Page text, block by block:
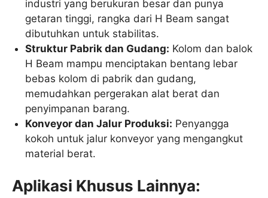
industri yang berukuran besar dan punya
getaran tinggi, rangka dari H Beam sangat
dibutuhkan untuk stabilitas.
Struktur Pabrik dan Gudang: Kolom dan balok
H Beam mampu menciptakan bentang lebar
bebas kolom di pabrik dan gudang,
memudahkan pergerakan alat berat dan
penyimpanan barang.
Konveyor dan Jalur Produksi: Penyangga
kokoh untuk jalur konveyor yang mengangkut
material berat.
Aplikasi Khusus Lainnya: